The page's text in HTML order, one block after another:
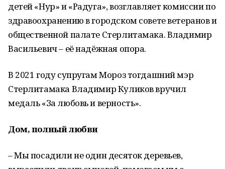
детей «Нур» и «Радуга», возглавляет комиссии по
здравоохранению в городском совете ветеранов и
общественной палате Стерлитамака. Владимир
Васильевич – её надёжная опора.
В 2021 году супругам Мороз тогдашний мэр
Стерлитамака Владимир Куликов вручил
медаль «За любовь и верность».
Дом, полный любви
– Мы посадили не один десяток деревьев,